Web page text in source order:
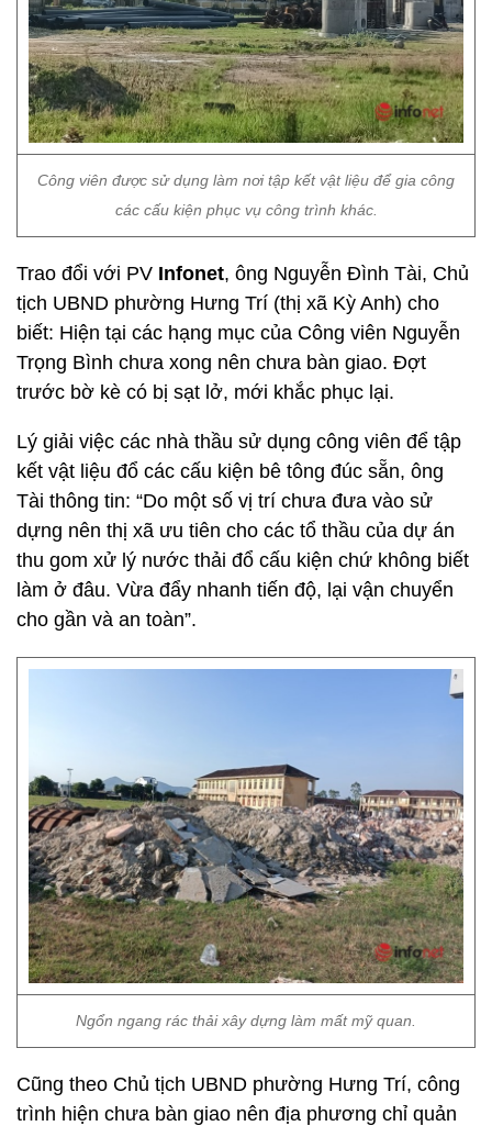
Công viên được sử dụng làm nơi tập kết vật liệu để gia công
các cấu kiện phục vụ công trình khác.
Trao đổi với PV Infonet, ông Nguyễn Đình Tài, Chủ
tịch UBND phường Hưng Trí (thị xã Kỳ Anh) cho
biết: Hiện tại các hạng mục của Công viên Nguyễn
Trọng Bình chưa xong nên chưa bàn giao. Đợt
trước bờ kè có bị sạt lở, mới khắc phục lại.
Lý giải việc các nhà thầu sử dụng công viên để tập
kết vật liệu đổ các cấu kiện bê tông đúc sẵn, ông
Tài thông tin: “Do một số vị trí chưa đưa vào sử
dựng nên thị xã ưu tiên cho các tổ thầu của dự án
thu gom xử lý nước thải đổ cấu kiện chứ không biết
làm ở đâu. Vừa đẩy nhanh tiến độ, lại vận chuyển
cho gần và an toàn”.
Ngổn ngang rác thải xây dựng làm mất mỹ quan.
Cũng theo Chủ tịch UBND phường Hưng Trí, công
trình hiện chưa bàn giao nên địa phương chỉ quản